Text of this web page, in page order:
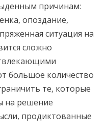
причинам:
опоздание,
ситуация на
сложно
большое количество
те, которые
на решение
продиктованные